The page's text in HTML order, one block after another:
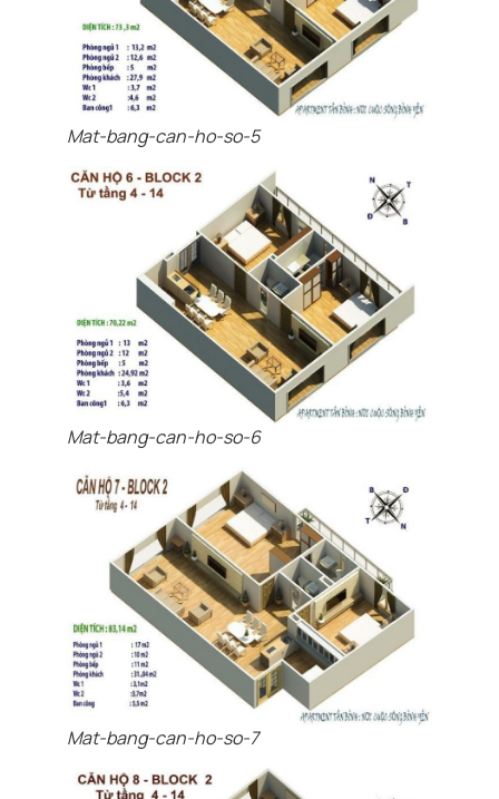
Mat-bang-can-ho-so-5
Mat-bang-can-ho-so-6
Mat-bang-can-ho-so-7